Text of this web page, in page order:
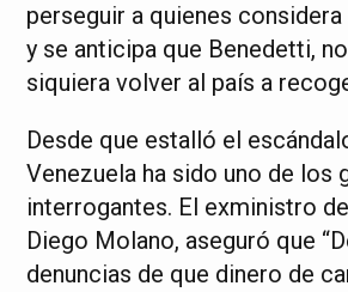
perseguir a quienes
y se anticipa que Benedetti,
siquiera volver al país a
Desde que estalló el
Venezuela ha sido uno de los
interrogantes. El exministro
Diego Molano, aseguró que
denuncias de que dinero de